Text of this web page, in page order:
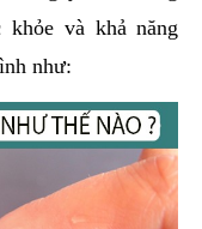
khỏe và khả năng
như: